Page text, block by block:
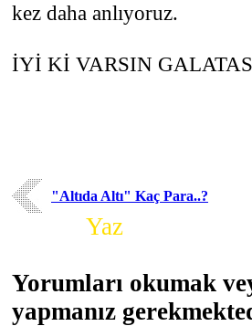
kez daha anlıyoruz.
İYİ Kİ VARSIN
"Altıda Altı" Kaç Para..?
Yaz
Yorumları okumak
yapmanız